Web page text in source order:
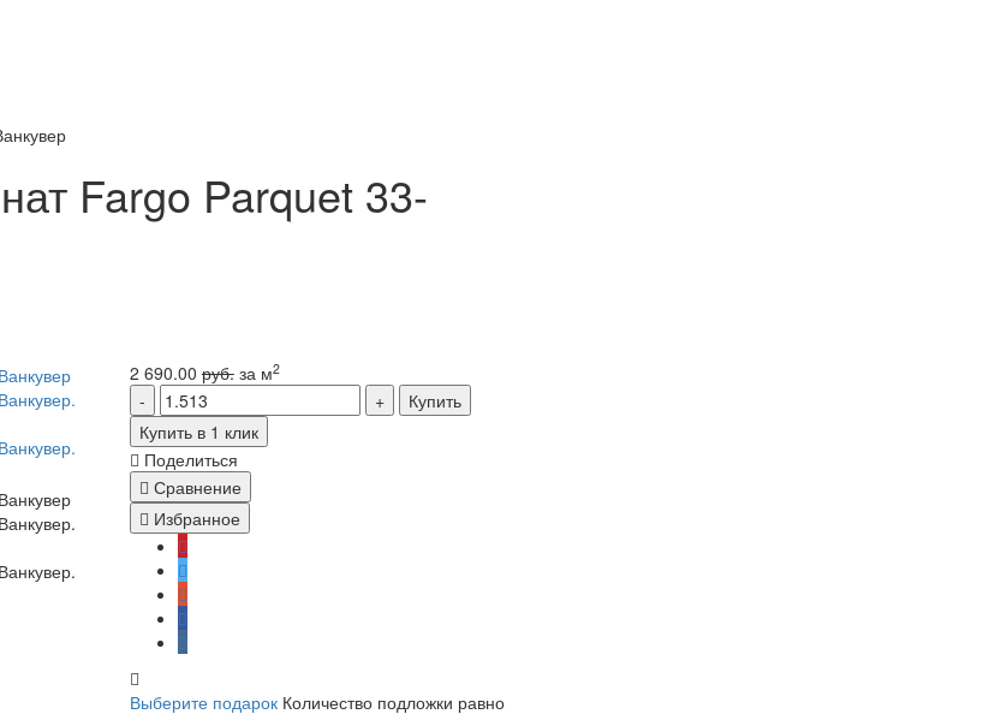
Fargo Parquet 33-
2 690.00руб.за м2
Купить
Купить в 1 клик
Поделиться
Сравнение
Избранное
Выберите подарок Количество подложки равно